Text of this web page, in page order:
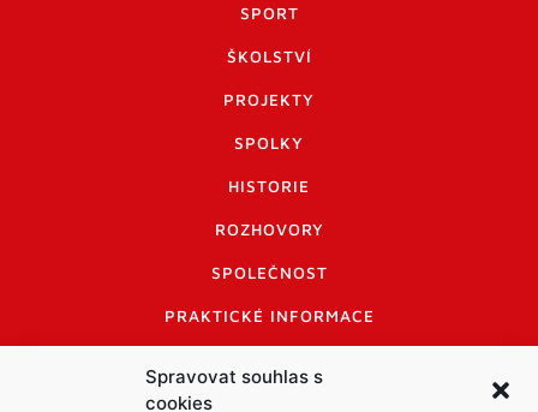
Spravovat souhlas s
cookies
SPORT
ŠKOLSTVÍ
PROJEKTY
SPOLKY
HISTORIE
ROZHOVORY
SPOLEČNOST
PRAKTICKÉ INFORMACE
INFORMACE A KODEX DISKUTUJÍCÍCH